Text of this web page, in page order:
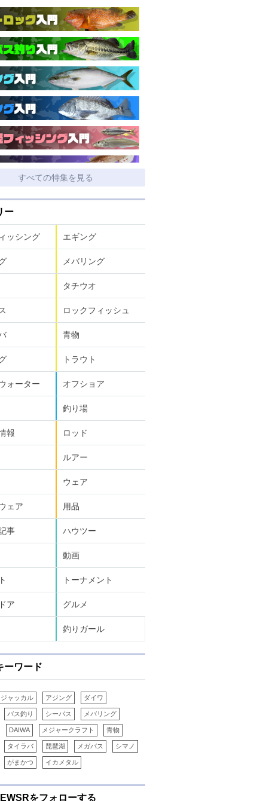
すべての特集を見る
ー
ッシング エギング
メバリング
タチウオ
ロックフィッシュ
青物
トラウト
ォーター オフショア
釣り場
報 ロッド
ルアー
ウェア
ェア 用品
事 ハウツー
動画
トーナメント
ア グルメ
釣りガール
ーワード
ジャッカル アジング ダイワ
バス釣り シーバス メバリング
DAIWA メジャークラフト 青物
タイラバ 琵琶湖 メガバス シマノ
がまかつ イカメタル
をフォローする